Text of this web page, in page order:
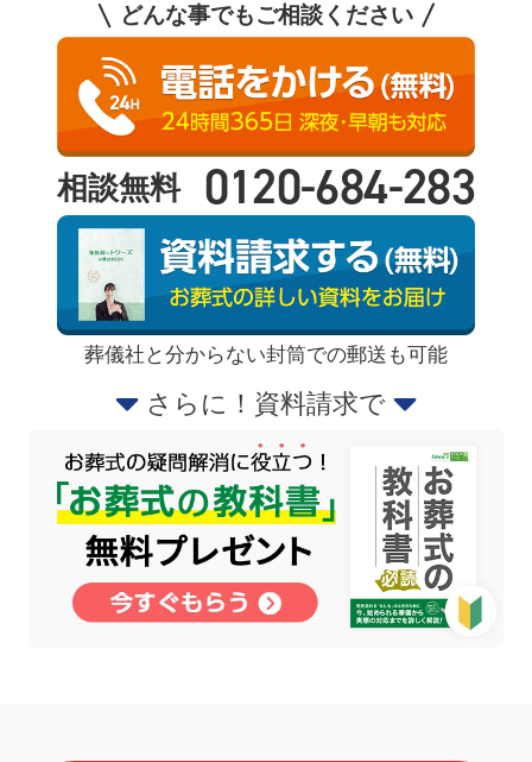
どんな事でもご相談ください
相談無料 0120-684-283
葬儀社と分からない封筒での郵送も可能
さらに！資料請求で